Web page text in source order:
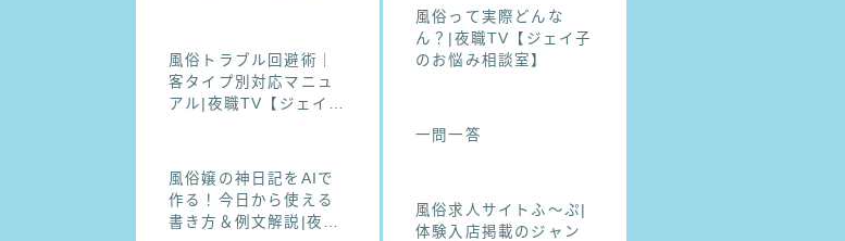
風俗トラブル回避術｜
客タイプ別対応マニュ
アル|夜職TV【ジェイ子
風俗嬢の神日記をAIで
作る！今日から使える
書き方＆例文解説|夜職
風俗って実際どんな
ん？|夜職TV【ジェイ子
のお悩み相談室】
一問一答
風俗求人サイトふ〜ぷ|
体験入店掲載のジャン